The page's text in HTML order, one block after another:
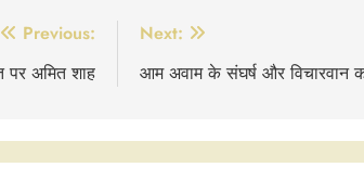
Previous:
पर अमित शाह
Next:
आम अवाम के संघर्ष और विचारवान